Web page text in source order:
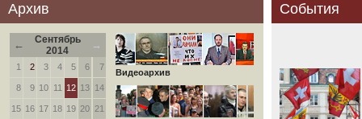
Архив
←
Сентябрь
2014
→
1 2 3 4 5 6 7
8 9 10 11 12 13 14
15 16 17 18 19 20 21
Видеоархив
События